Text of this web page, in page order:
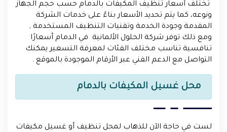
تختلف أسعار تنظيف المكيفات بالدمام حسب حجم الجهاز
ونوعه، كما يتم تحديد الأسعار بناءً على خدمات الشركة
المقدمة وجودة الخدمة وتقنيات التنظيف المستخدمة ,
ومع ذلك توفر شركة الحلول الألمانية في الدمام أسعارًا
تنافسية تناسب مختلف الفئات لمعرفة التسعير يمكنك
التواصل مع الدعم الفني عبر الأرقام الموجودة بالموقع .
محل غسيل المكيفات بالدمام
لست في حاجة الآن للذهاب لمحل تنظيف أو غسيل مكيفات